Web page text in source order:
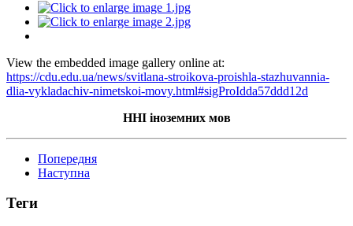
View the embedded image gallery online at:
https://cdu.edu.ua/news/svitlana-stroikova-proishla-stazhuvannia-
dlia-vykladachiv-nimetskoi-movy.html#sigProIdda57ddd12d
ННІ іноземних мов
Попередня
Наступна
Теги